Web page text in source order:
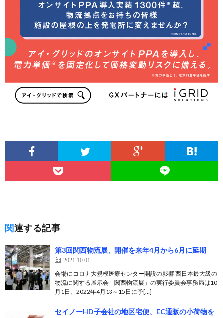
関連する記事
第3回関西物流展、開催を来年4月から6月に延期
2021.10.01
会場にコロナ大規模医療センター開設の影響 西日本最大級の
物流に関する展示会「関西物流展」の実行委員会事務局は10
月1日、2022年4月13～15日に予[…]
セイノーHD子会社の地区宅便、EC通販の小荷物を